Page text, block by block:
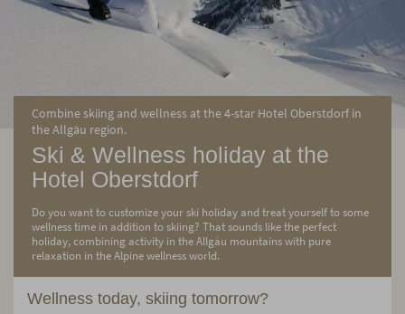
Combine skiing and wellness at the 4-star Hotel Oberstdorf in
the Allgäu region.
Ski & Wellness holiday at the
Hotel Oberstdorf
Do you want to customize your ski holiday and treat yourself to some
wellness time in addition to skiing? That sounds like the perfect
holiday, combining activity in the Allgäu mountains with pure
relaxation in the Alpine wellness world.
Wellness today, skiing tomorrow?